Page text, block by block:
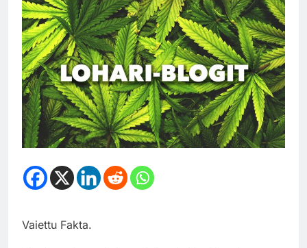
Vaiettu Fakta.